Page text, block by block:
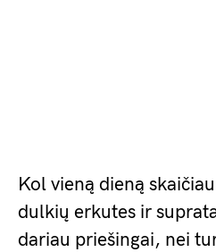
Kol vieną dieną
dulkių erkutes ir
dariau priešingai, nei